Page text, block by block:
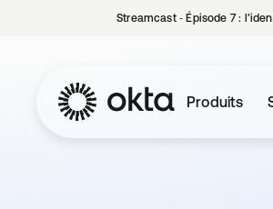
Streamcast ‑ Épisode 7 :
Produits